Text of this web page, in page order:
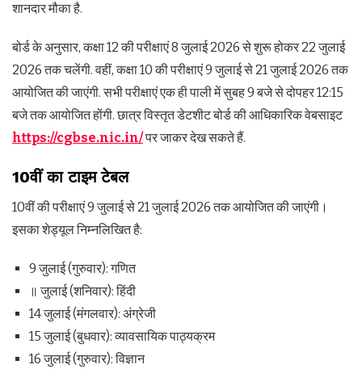
शानदार मौका है.
बोर्ड के अनुसार, कक्षा 12 की परीक्षाएं 8 जुलाई 2026 से शुरू होकर 22 जुलाई
2026 तक चलेंगी. वहीं, कक्षा 10 की परीक्षाएं 9 जुलाई से 21 जुलाई 2026 तक
आयोजित की जाएंगी. सभी परीक्षाएं एक ही पाली में सुबह 9 बजे से दोपहर 12:15
बजे तक आयोजित होंगी. छात्र विस्तृत डेटशीट बोर्ड की आधिकारिक वेबसाइट
https://cgbse.nic.in/पर जाकर देख सकते हैं.
10वीं का टाइम टेबल
10वीं की परीक्षाएं 9 जुलाई से 21 जुलाई 2026 तक आयोजित की जाएंगी।
इसका शेड्यूल निम्नलिखित है:
9 जुलाई (गुरुवार): गणित
॥ जुलाई (शनिवार): हिंदी
14 जुलाई (मंगलवार): अंग्रेजी
15 जुलाई (बुधवार): व्यावसायिक पाठ्यक्रम
16 जुलाई (गुरुवार): विज्ञान